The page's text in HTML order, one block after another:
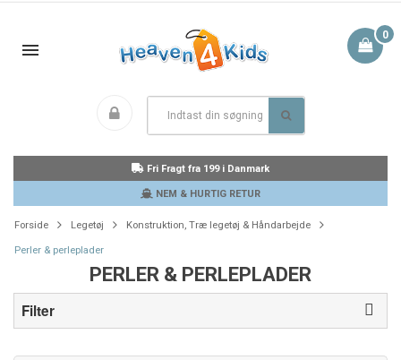
0
Fri Fragt fra 199 i Danmark
NEM & HURTIG RETUR
Forside Legetøj Konstruktion, Træ legetøj & Håndarbejde
Perler & perleplader
PERLER & PERLEPLADER
Filter